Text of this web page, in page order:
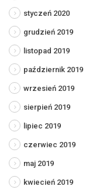
styczeń 2020
grudzień 2019
listopad 2019
październik 2019
wrzesień 2019
sierpień 2019
lipiec 2019
czerwiec 2019
maj 2019
kwiecień 2019